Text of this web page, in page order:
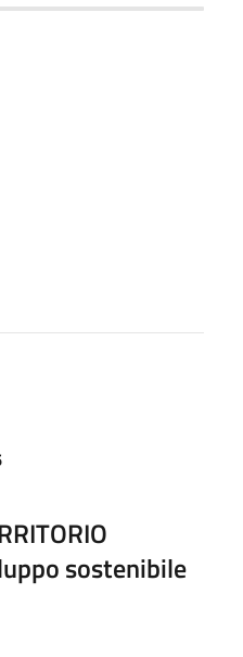
sostenibile